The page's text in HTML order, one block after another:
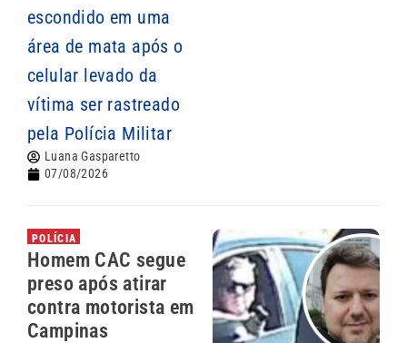
escondido em uma
área de mata após o
celular levado da
vítima ser rastreado
pela Polícia Militar
Luana Gasparetto
07/08/2026
POLÍCIA
Homem CAC segue
preso após atirar
contra motorista em
Campinas